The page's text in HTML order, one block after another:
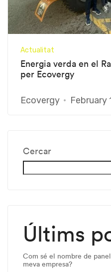
Actualitat
Energia verda en el
per Ecovergy
Ecovergy February
Cercar
Últims
Com sé el nombre de
meva empresa?